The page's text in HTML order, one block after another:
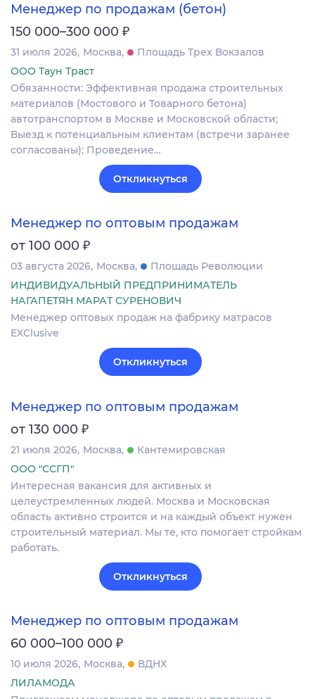
Менеджер по продажам (бетон)
150 000–300 000 ₽
31 июля 2026 Москва
Площадь Трех Вокзалов
ООО Таун Траст
Обязанности: Эффективная продажа строительных
материалов (Мостового и Товарного бетона)
автотранспортом в Москве и Московской области;
Выезд к потенциальным клиентам (встречи заранее
согласованы); Проведение…
Откликнуться
Менеджер по оптовым продажам
от 100 000 ₽
03 августа 2026 Москва
Площадь Революции
ИНДИВИДУАЛЬНЫЙ ПРЕДПРИНИМАТЕЛЬ
НАГАПЕТЯН МАРАТ СУРЕНОВИЧ
Менеджер оптовых продаж на фабрику матрасов
EXClusive
Откликнуться
Менеджер по оптовым продажам
от 130 000 ₽
21 июля 2026 Москва
Кантемировская
ООО "ССГП"
Интересная вакансия для активных и
целеустремленных людей. Москва и Московская
область активно строится и на каждый объект нужен
строительный материал. Мы те, кто помогает стройкам
работать.
Откликнуться
Менеджер по оптовым продажам
60 000–100 000 ₽
10 июля 2026 Москва
ВДНХ
ЛИЛАМОДА